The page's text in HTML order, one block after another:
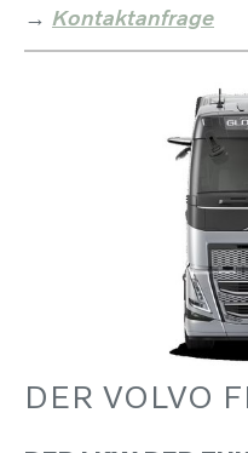
→ Kontaktanfrage
DER VOLVO